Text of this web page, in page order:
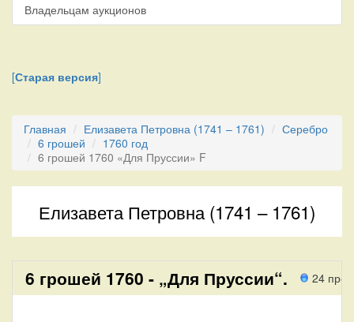
Владельцам аукционов
[Старая версия]
Главная Елизавета Петровна (1741 – 1761)
Серебро
6 грошей
1760 год
6 грошей 1760 «Для Пруссии» F
Елизавета Петровна (1741 – 1761)
24
6 грошей 1760 - „Для Пруссии“.